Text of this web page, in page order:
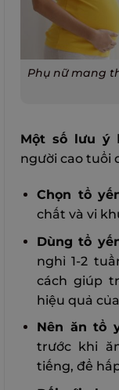
Phụ nữ mang
Một số lưu ý
người cao tuổi
Chọn tổ
chất và vi
Dùng tổ
nghỉ 1-2
cách giúp
hiệu quả
Nên ăn tổ
trước khi
tiếng, để